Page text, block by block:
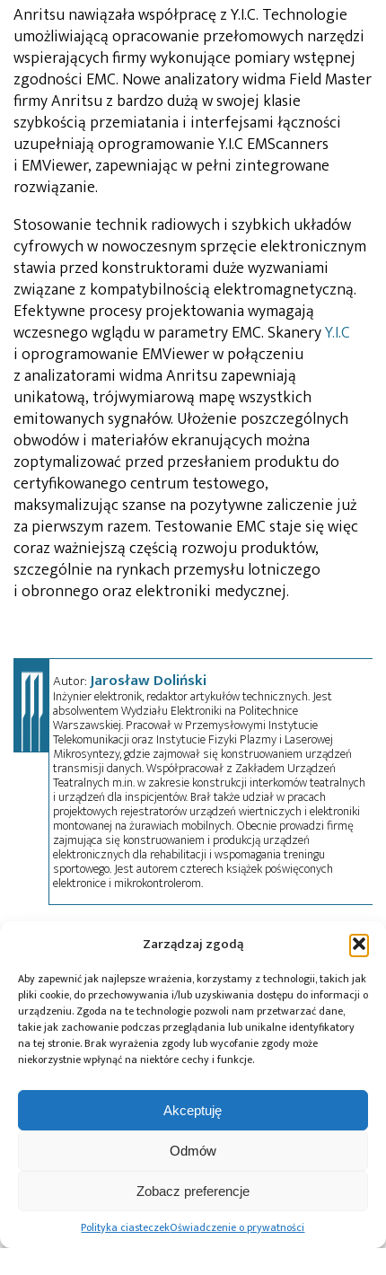
Zarządzaj zgodą
Aby zapewnić jak najlepsze wrażenia, korzystamy z technologii, takich jak
pliki cookie, do przechowywania i/lub uzyskiwania dostępu do informacji o
urządzeniu. Zgoda na te technologie pozwoli nam przetwarzać dane,
takie jak zachowanie podczas przeglądania lub unikalne identyfikatory
na tej stronie. Brak wyrażenia zgody lub wycofanie zgody może
niekorzystnie wpłynąć na niektóre cechy i funkcje.
Akceptuję
Odmów
Zobacz preferencje
Polityka ciasteczekOświadczenie o prywatności
Anritsu nawiązała współpracę z Y.I.C. Technologie
umożliwiającą opracowanie przełomowych narzędzi
wspierających firmy wykonujące pomiary wstępnej
zgodności EMC. Nowe analizatory widma Field Master
firmy Anritsu z bardzo dużą w swojej klasie
szybkością przemiatania i interfejsami łączności
uzupełniają oprogramowanie Y.I.C EMScanners
i EMViewer, zapewniając w pełni zintegrowane
rozwiązanie.
Stosowanie technik radiowych i szybkich układów
cyfrowych w nowoczesnym sprzęcie elektronicznym
stawia przed konstruktorami duże wyzwaniami
związane z kompatybilnością elektromagnetyczną.
Efektywne procesy projektowania wymagają
wczesnego wglądu w parametry EMC. SkaneryY.I.C
i oprogramowanie EMViewer w połączeniu
z analizatorami widma Anritsu zapewniają
unikatową, trójwymiarową mapę wszystkich
emitowanych sygnałów. Ułożenie poszczególnych
obwodów i materiałów ekranujących można
zoptymalizować przed przesłaniem produktu do
certyfikowanego centrum testowego,
maksymalizując szanse na pozytywne zaliczenie już
za pierwszym razem. Testowanie EMC staje się więc
coraz ważniejszą częścią rozwoju produktów,
szczególnie na rynkach przemysłu lotniczego
i obronnego oraz elektroniki medycznej.
Autor:Jarosław Doliński
Inżynier elektronik, redaktor artykułów technicznych. Jest
absolwentem Wydziału Elektroniki na Politechnice
Warszawskiej. Pracował w Przemysłowymi Instytucie
Telekomunikacji oraz Instytucie Fizyki Plazmy i Laserowej
Mikrosyntezy, gdzie zajmował się konstruowaniem urządzeń
transmisji danych. Współpracował z Zakładem Urządzeń
Teatralnych m.in. w zakresie konstrukcji interkomów teatralnych
i urządzeń dla inspicjentów. Brał także udział w pracach
projektowych rejestratorów urządzeń wiertniczych i elektroniki
montowanej na żurawiach mobilnych. Obecnie prowadzi firmę
zajmująca się konstruowaniem i produkcją urządzeń
elektronicznych dla rehabilitacji i wspomagania treningu
sportowego. Jest autorem czterech książek poświęconych
elektronice i mikrokontrolerom.
Y.I.C Technologies
Przeczytaj również:
Generator
Warsztaty Anritsu
i LeCroy – analiza
w łączach
szybkości
Wielofunkcyjny